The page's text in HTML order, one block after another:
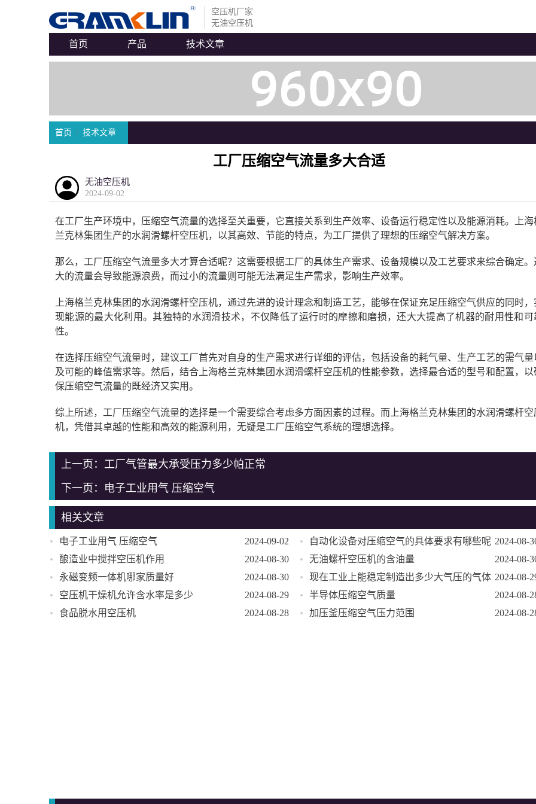
空压机厂家
无油空压机
首页 产品 技术文章
首页 技术文章
工厂压缩空气流量多大合适
无油空压机
2024-09-02
在工厂生产环境中，压缩空气流量的选择至关重要，它直接关系到生产效率、设备运行稳定性以及能源消耗。上海
兰克林集团生产的水润滑螺杆空压机，以其高效、节能的特点，为工厂提供了理想的压缩空气解决方案。
那么，工厂压缩空气流量多大才算合适呢？这需要根据工厂的具体生产需求、设备规模以及工艺要求来综合确定。
大的流量会导致能源浪费，而过小的流量则可能无法满足生产需求，影响生产效率。
上海格兰克林集团的水润滑螺杆空压机，通过先进的设计理念和制造工艺，能够在保证充足压缩空气供应的同时，
现能源的最大化利用。其独特的水润滑技术，不仅降低了运行时的摩擦和磨损，还大大提高了机器的耐用性和可
性。
在选择压缩空气流量时，建议工厂首先对自身的生产需求进行详细的评估，包括设备的耗气量、生产工艺的需气量
及可能的峰值需求等。然后，结合上海格兰克林集团水润滑螺杆空压机的性能参数，选择最合适的型号和配置，以
保压缩空气流量的既经济又实用。
综上所述，工厂压缩空气流量的选择是一个需要综合考虑多方面因素的过程。而上海格兰克林集团的水润滑螺杆空
机，凭借其卓越的性能和高效的能源利用，无疑是工厂压缩空气系统的理想选择。
上一页： 工厂气管最大承受压力多少帕正常
下一页： 电子工业用气 压缩空气
相关文章
电子工业用气 压缩空气 2024-09-02 自动化设备对压缩空气的具体要求有哪些呢 2024-08-
酿造业中搅拌空压机作用
2024-08-30 无油螺杆空压机的含油量
2024-08-
永磁变频一体机哪家质量好
2024-08-30 现在工业上能稳定制造出多少大气压的气体 2024-08-
空压机干燥机允许含水率是多少
2024-08-29 半导体压缩空气质量
2024-08-
食品脱水用空压机
2024-08-28 加压釜压缩空气压力范围 2024-08-